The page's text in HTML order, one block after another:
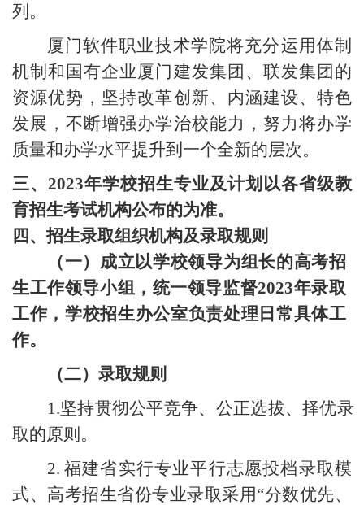
列。
厦门软件职业技术学院将充分运用体制
机制和国有企业厦门建发集团、联发集团的
资源优势，坚持改革创新、内涵建设、特色
发展，不断增强办学治校能力，努力将办学
质量和办学水平提升到一个全新的层次。
三、 2023年学校招生专业及计划以各省级教
育招生考试机构公布的为准。
四、招生录取组织机构及录取规则
（一）成立以学校领导为组长的高考招
生工作领导小组，统一领导监督2023年录取
工作，学校招生办公室负责处理日常具体工
作。
（二）录取规则
1.坚持贯彻公平竞争、公正选拔、择优录
取的原则。
2. 福建省实行专业平行志愿投档录取模
式、高考招生省份专业录取采用“分数优先、